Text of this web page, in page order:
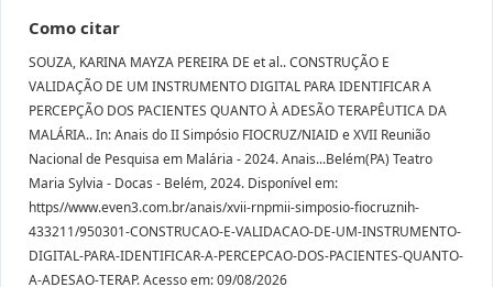
Como citar
SOUZA, KARINA MAYZA PEREIRA DE et al.. CONSTRUÇÃO E
VALIDAÇÃO DE UM INSTRUMENTO DIGITAL PARA IDENTIFICAR A
PERCEPÇÃO DOS PACIENTES QUANTO À ADESÃO TERAPÊUTICA DA
MALÁRIA.. In: Anais do II Simpósio FIOCRUZ/NIAID e XVII Reunião
Nacional de Pesquisa em Malária - 2024. Anais...Belém(PA) Teatro
Maria Sylvia - Docas - Belém, 2024. Disponível em:
https//www.even3.com.br/anais/xvii-rnpmii-simposio-fiocruznih-
433211/950301-CONSTRUCAO-E-VALIDACAO-DE-UM-INSTRUMENTO-
DIGITAL-PARA-IDENTIFICAR-A-PERCEPCAO-DOS-PACIENTES-QUANTO-
A-ADESAO-TERAP. Acesso em: 09/08/2026